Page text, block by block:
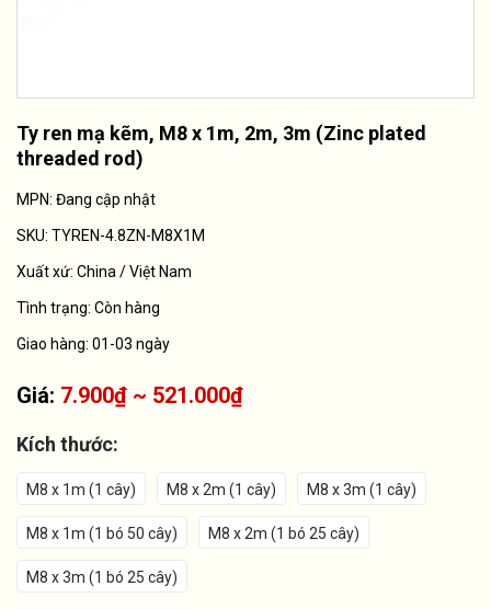
Ty ren mạ kẽm, M8 x 1m, 2m, 3m (Zinc plated
threaded rod)
MPN: Đang cập nhật
SKU: TYREN-4.8ZN-M8X1M
Xuất xứ: China / Việt Nam
Tình trạng: Còn hàng
Giao hàng: 01-03 ngày
Giá: 7.900₫ ~ 521.000₫
Kích thước:
M8 x 1m (1 cây) M8 x 2m (1 cây) M8 x 3m (1 cây)
M8 x 1m (1 bó 50 cây) M8 x 2m (1 bó 25 cây)
M8 x 3m (1 bó 25 cây)